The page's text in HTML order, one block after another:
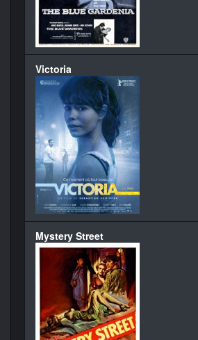
Victoria
Mystery Street